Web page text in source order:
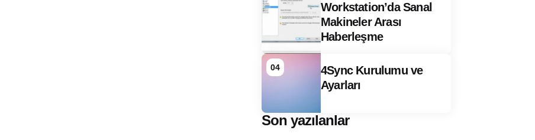
Workstation’da Sanal
Makineler Arası
Haberleşme
04
4Sync Kurulumu ve
Ayarları
Son yazılanlar